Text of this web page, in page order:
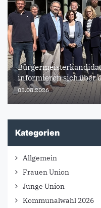
informieren sich über
05.08.2026
Kategorien
Allgemein
Frauen Union
Junge Union
Kommunalwahl 2026